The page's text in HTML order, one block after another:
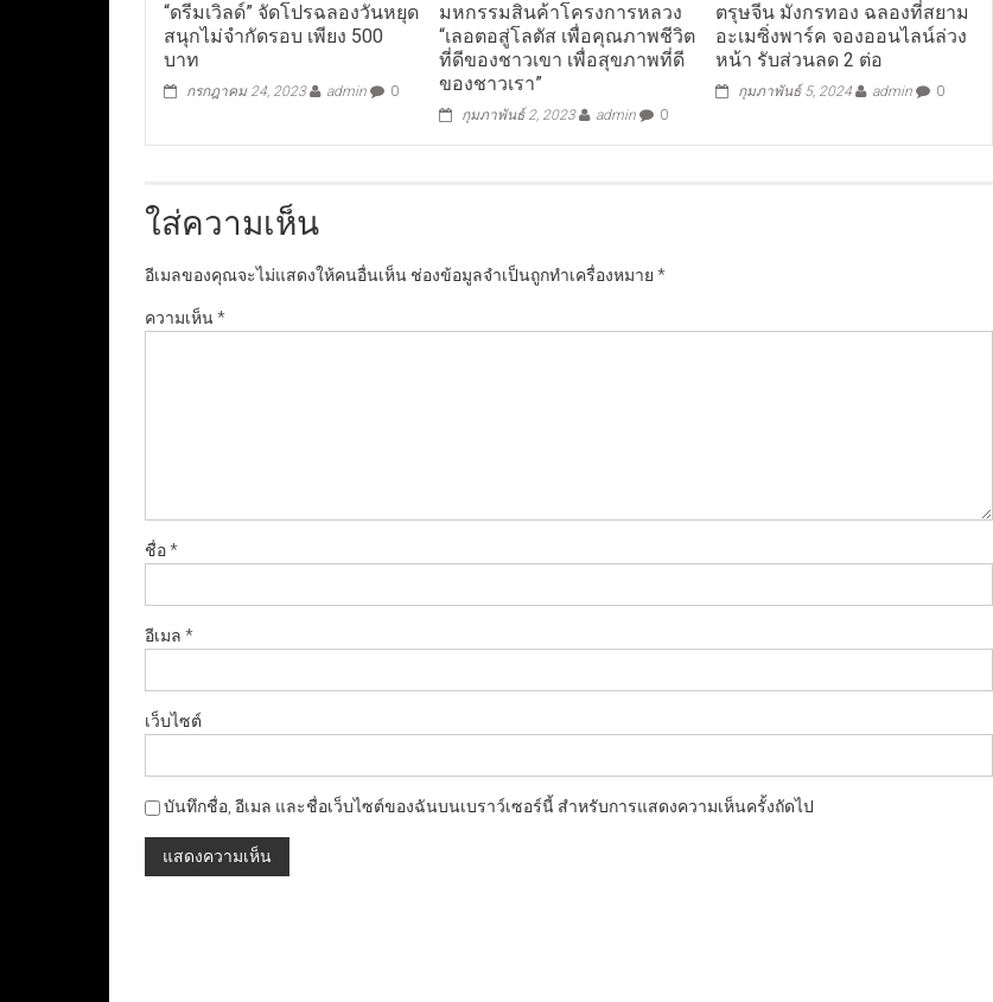
“ดรีมเวิลด์” จัดโปรฉลองวันหยุด
สนุกไม่จำกัดรอบ เพียง 500
บาท
กรกฎาคม 24, 2023 admin 0
มหกรรมสินค้าโครงการหลวง
“เลอตอสู่โลตัส เพื่อคุณภาพชีวิต
ที่ดีของชาวเขา เพื่อสุขภาพที่ดี
ของชาวเรา”
กุมภาพันธ์ 2, 2023 admin 0
ตรุษจีน มังกรทอง ฉลองที่สยาม
อะเมซิ่งพาร์ค จองออนไลน์ล่วง
หน้า รับส่วนลด 2 ต่อ
กุมภาพันธ์ 5, 2024 admin 0
ใส่ความเห็น
อีเมลของคุณจะไม่แสดงให้คนอื่นเห็น ช่องข้อมูลจำเป็นถูกทำเครื่องหมาย *
ความเห็น*
ชื่อ*
อีเมล *
เว็บไซต์
บันทึกชื่อ, อีเมล และชื่อเว็บไซต์ของฉันบนเบราว์เซอร์นี้ สำหรับการแสดงความเห็นครั้งถัดไป